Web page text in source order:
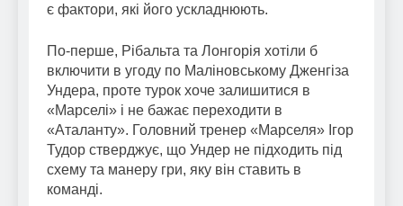
є фактори, які його ускладнюють.
По-перше, Рібальта та Лонгорія хотіли б
включити в угоду по Маліновському Дженгіза
Ундера, проте турок хоче залишитися в
«Марселі» і не бажає переходити в
«Аталанту». Головний тренер «Марселя» Ігор
Тудор стверджує, що Ундер не підходить під
схему та манеру гри, яку він ставить в
команді.